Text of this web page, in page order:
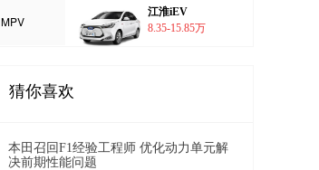
MPV
江淮iEV
8.35-15.85万
猜你喜欢
本田召回F1经验工程师 优化动力单元解
决前期性能问题